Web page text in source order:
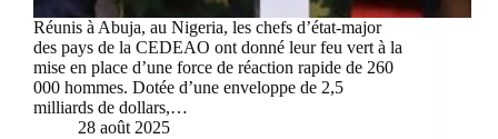
Réunis à Abuja, au Nigeria, les chefs d’état-major
des pays de la CEDEAO ont donné leur feu vert à la
mise en place d’une force de réaction rapide de 260
000 hommes. Dotée d’une enveloppe de 2,5
milliards de dollars,…
28 août 2025